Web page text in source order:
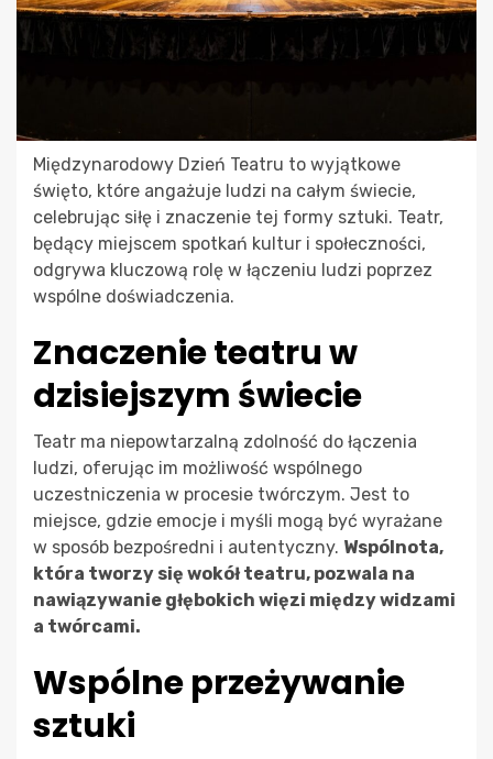
Międzynarodowy Dzień Teatru to wyjątkowe
święto, które angażuje ludzi na całym świecie,
celebrując siłę i znaczenie tej formy sztuki. Teatr,
będący miejscem spotkań kultur i społeczności,
odgrywa kluczową rolę w łączeniu ludzi poprzez
wspólne doświadczenia.
Znaczenie teatru w
dzisiejszym świecie
Teatr ma niepowtarzalną zdolność do łączenia
ludzi, oferując im możliwość wspólnego
uczestniczenia w procesie twórczym. Jest to
miejsce, gdzie emocje i myśli mogą być wyrażane
w sposób bezpośredni i autentyczny. Wspólnota,
która tworzy się wokół teatru, pozwala na
nawiązywanie głębokich więzi między widzami
a twórcami.
Wspólne przeżywanie
sztuki